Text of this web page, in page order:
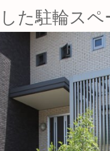
た駐輪スペ